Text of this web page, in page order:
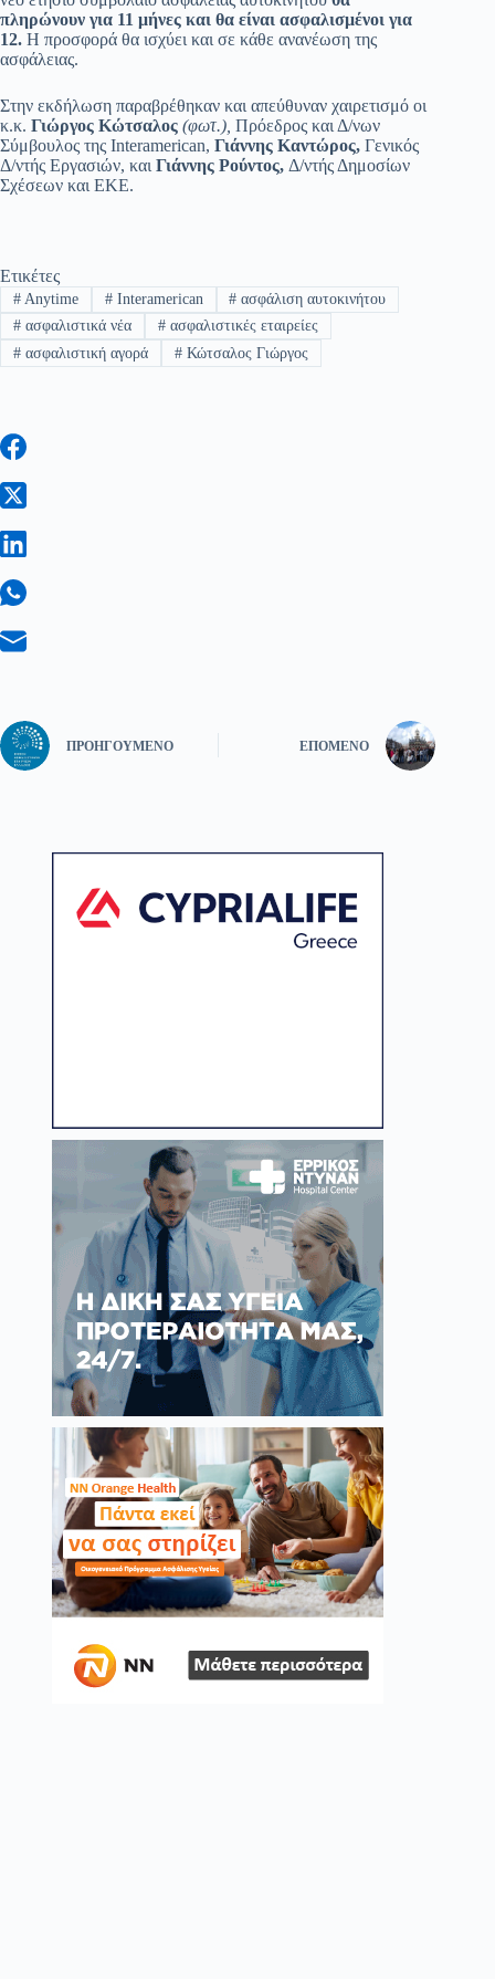
πληρώνουν για 11 μήνες και θα είναι ασφαλισμένοι για
12. Η προσφορά θα ισχύει και σε κάθε ανανέωση της
ασφάλειας.
Στην εκδήλωση παραβρέθηκαν και απεύθυναν χαιρετισμό οι
κ.κ. Γιώργος Κώτσαλος (φωτ.), Πρόεδρος και Δ/νων
Σύμβουλος της Interamerican, Γιάννης Καντώρος, Γενικός
Δ/ντής Εργασιών, και Γιάννης Ρούντος, Δ/ντής Δημοσίων
Σχέσεων και ΕΚΕ.
Ετικέτες
#Anytime #Interamerican # ασφάλιση αυτοκινήτου
#ασφαλιστικά νέα #ασφαλιστικές εταιρείες
#ασφαλιστική αγορά #Κώτσαλος Γιώργος
ΠΡΟΗΓΟΎΜΕΝΟ ΕΠΌΜΕΝΟ